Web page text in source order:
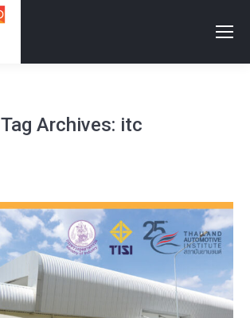
Tag Archives: itc